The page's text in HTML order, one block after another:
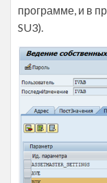
программе, и в
SU3).